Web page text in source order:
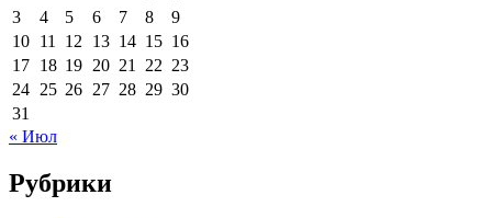
3
4 5 6 7 8
9
10 11 12 13 14 15 16
17 18 19 20 21 22 23
24 25 26 27 28 29 30
31
« Июл
Рубрики